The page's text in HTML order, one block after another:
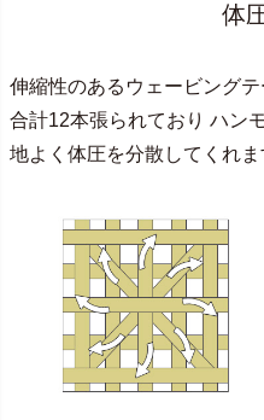
体
伸縮性のあるウェービング
合計12本張られており ハン
地よく体圧を分散してくれま